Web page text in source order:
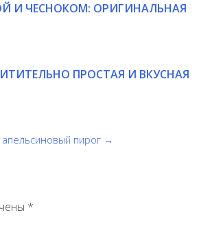
И ЧЕСНОКОМ: ОРИГИНАЛЬНАЯ
ПРОСТАЯ И ВКУСНАЯ
пирог →
*